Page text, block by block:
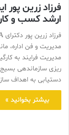
فرزاد زرین پور
ارشد کسب و
مديريت و فن اداره،
مدیریت فرایند به
ریزی سازماندهی
دستیابی به اهداف
بیشتر بخوانید »